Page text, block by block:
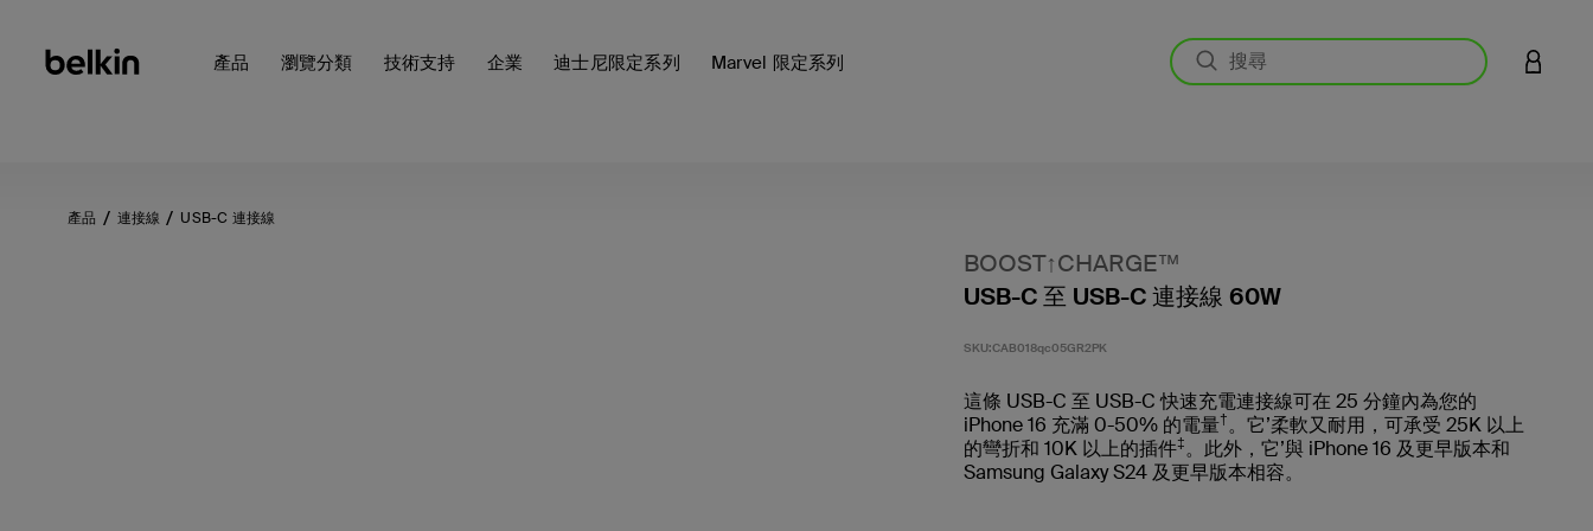
產品 瀏覽分類 技術支持 企業 迪士尼限定系列 Marvel 限定系列 登入您
產品 連接線 USB-C 連接線
BOOST↑CHARGE™
USB-C 至 USB-C 連接線 60W
SKU:CAB018qc05GR2PK
這條 USB-C 至 USB-C 快速充電連接線可在 25 分鐘內為您的
iPhone 16 充滿 0-50% 的電量†。它’柔軟又耐用，可承受 25K 以上
的彎折和 10K 以上的插件‡。此外，它’與 iPhone 16 及更早版本和
Samsung Galaxy S24 及更早版本相容。